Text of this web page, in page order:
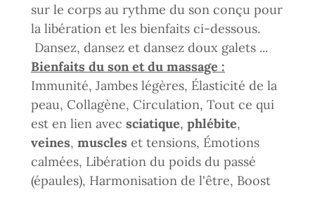
sur le corps au rythme du son conçu pour
la libération et les bienfaits ci-dessous.
Dansez, dansez et dansez doux galets ...
Bienfaits du son et du massage :
Immunité, Jambes légères, Élasticité de la
peau, Collagène, Circulation, Tout ce qui
est en lien avec sciatique, phlébite,
veines, muscles et tensions, Émotions
calmées, Libération du poids du passé
(épaules), Harmonisation de l'être, Boost